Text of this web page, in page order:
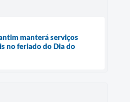
manterá serviços
no feriado do Dia do